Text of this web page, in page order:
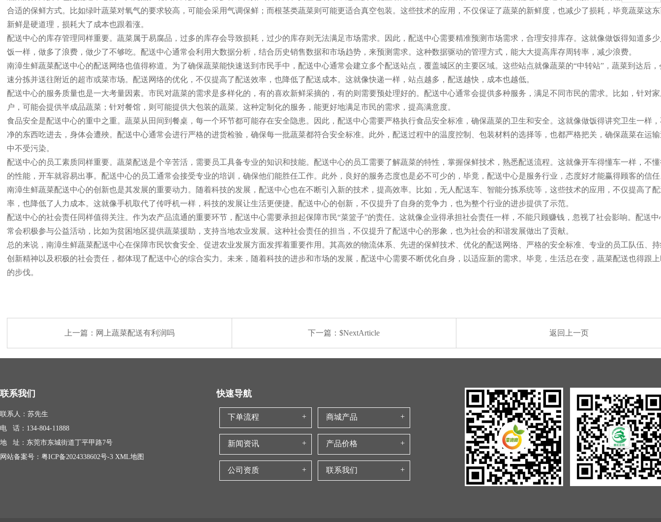
合适的保鲜方式。比如绿叶蔬菜对氧气的要求较高，可能会采用气调保鲜；而根茎类蔬菜则可能更适合真空包装。这些技术的应用，不仅保证了蔬菜的新鲜度，也减少了损耗，毕竟蔬菜这
新鲜是硬道理，损耗大了成本也跟着涨。
配送中心的库存管理同样重要。蔬菜属于易腐品，过多的库存会导致损耗，过少的库存则无法满足市场需求。因此，配送中心需要精准预测市场需求，合理安排库存。这就像做饭得知道多
饭一样，做多了浪费，做少了不够吃。配送中心通常会利用大数据分析，结合历史销售数据和市场趋势，来预测需求。这种数据驱动的管理方式，能大大提高库存周转率，减少浪费。
南漳生鲜蔬菜配送中心的配送网络也值得称道。为了确保蔬菜能快速送到市民手中，配送中心通常会建立多个配送站点，覆盖城区的主要区域。这些站点就像蔬菜的“中转站”，蔬菜到达后，
速分拣并送往附近的超市或菜市场。配送网络的优化，不仅提高了配送效率，也降低了配送成本。这就像快递一样，站点越多，配送越快，成本也越低。
配送中心的服务质量也是一大考量因素。市民对蔬菜的需求是多样化的，有的喜欢新鲜采摘的，有的则需要预处理好的。配送中心通常会提供多种服务，满足不同市民的需求。比如，针对
户，可能会提供半成品蔬菜；针对餐馆，则可能提供大包装的蔬菜。这种定制化的服务，能更好地满足市民的需求，提高满意度。
食品安全是配送中心的重中之重。蔬菜从田间到餐桌，每一个环节都可能存在安全隐患。因此，配送中心需要严格执行食品安全标准，确保蔬菜的卫生和安全。这就像做饭得讲究卫生一样
净的东西吃进去，身体会遭殃。配送中心通常会进行严格的进货检验，确保每一批蔬菜都符合安全标准。此外，配送过程中的温度控制、包装材料的选择等，也都严格把关，确保蔬菜在运
中不受污染。
配送中心的员工素质同样重要。蔬菜配送是个辛苦活，需要员工具备专业的知识和技能。配送中心的员工需要了解蔬菜的特性，掌握保鲜技术，熟悉配送流程。这就像开车得懂车一样，不
的性能，开车就容易出事。配送中心的员工通常会接受专业的培训，确保他们能胜任工作。此外，良好的服务态度也是必不可少的，毕竟，配送中心是服务行业，态度好才能赢得顾客的信
南漳生鲜蔬菜配送中心的创新也是其发展的重要动力。随着科技的发展，配送中心也在不断引入新的技术，提高效率。比如，无人配送车、智能分拣系统等，这些技术的应用，不仅提高了
率，也降低了人力成本。这就像手机取代了传呼机一样，科技的发展让生活更便捷。配送中心的创新，不仅提升了自身的竞争力，也为整个行业的进步提供了示范。
配送中心的社会责任同样值得关注。作为农产品流通的重要环节，配送中心需要承担起保障市民“菜篮子”的责任。这就像企业得承担社会责任一样，不能只顾赚钱，忽视了社会影响。配送中
常会积极参与公益活动，比如为贫困地区提供蔬菜援助，支持当地农业发展。这种社会责任的担当，不仅提升了配送中心的形象，也为社会的和谐发展做出了贡献。
总的来说，南漳生鲜蔬菜配送中心在保障市民饮食安全、促进农业发展方面发挥着重要作用。其高效的物流体系、先进的保鲜技术、优化的配送网络、严格的安全标准、专业的员工队伍、
创新精神以及积极的社会责任，都体现了配送中心的综合实力。未来，随着科技的进步和市场的发展，配送中心需要不断优化自身，以适应新的需求。毕竟，生活总在变，蔬菜配送也得跟
的步伐。
上一篇： 网上蔬菜配送有利润吗 下一篇：$NextArticle 返回上一页
联系我们
联系人：苏先生
电 话：134-804-11888
地 址：东莞市东城街道丁平甲路7号
网站备案号： 粤ICP备2024338602号-3 XML地图
快速导航
下单流程 商城产品
新闻资讯 产品价格
公司资质 联系我们